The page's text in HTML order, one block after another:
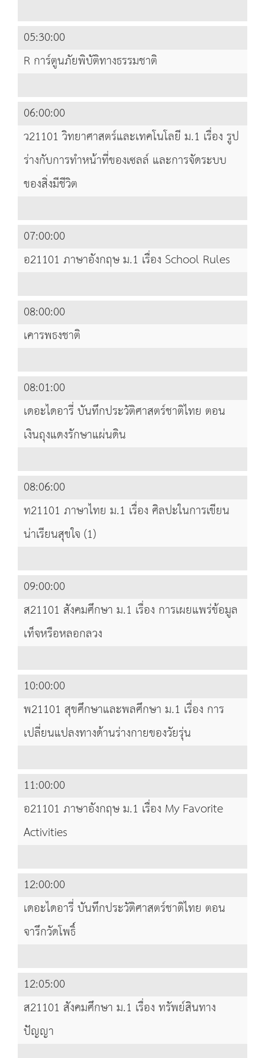
05:30:00
R การ์ตูนภัยพิบัติทางธรรมชาติ
06:00:00
ว21101 วิทยาศาสตร์และเทคโนโลยี ม.1 เรื่อง รูป
ร่างกับการทำหน้าที่ของเซลล์ และการจัดระบบ
ของสิ่งมีชีวิต
07:00:00
อ21101 ภาษาอังกฤษ ม.1 เรื่อง School Rules
08:00:00
เคารพธงชาติ
08:01:00
เดอะไดอารี่ บันทึกประวัติศาสตร์ชาติไทย ตอน
เงินถุงแดงรักษาแผ่นดิน
08:06:00
ท21101 ภาษาไทย ม.1 เรื่อง ศิลปะในการเขียน
น่าเรียนสุขใจ (1)
09:00:00
ส21101 สังคมศึกษา ม.1 เรื่อง การเผยแพร่ข้อมูล
เท็จหรือหลอกลวง
10:00:00
พ21101 สุขศึกษาและพลศึกษา ม.1 เรื่อง การ
เปลี่ยนแปลงทางด้านร่างกายของวัยรุ่น
11:00:00
อ21101 ภาษาอังกฤษ ม.1 เรื่อง My Favorite
Activities
12:00:00
เดอะไดอารี่ บันทึกประวัติศาสตร์ชาติไทย ตอน
จารึกวัดโพธิ์
12:05:00
ส21101 สังคมศึกษา ม.1 เรื่อง ทรัพย์สินทาง
ปัญญา